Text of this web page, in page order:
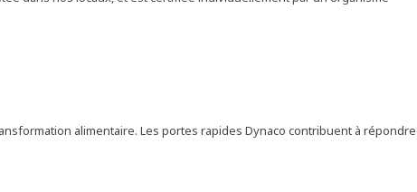
alimentaire. Les portes rapides Dynaco contribuent à répondre